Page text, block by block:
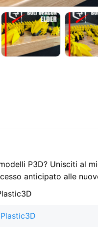
P3D? Unisciti al
anticipato alle